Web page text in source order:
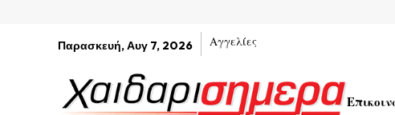
Παρασκευή, Αυγ 7, 2026 Αγγελίες